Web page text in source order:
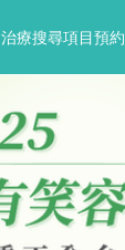
治療搜尋項目預約